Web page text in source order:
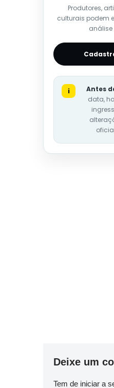
Produtores,
culturais podem
análise
i Antes
data,
Deixe um
Tem de iniciar a